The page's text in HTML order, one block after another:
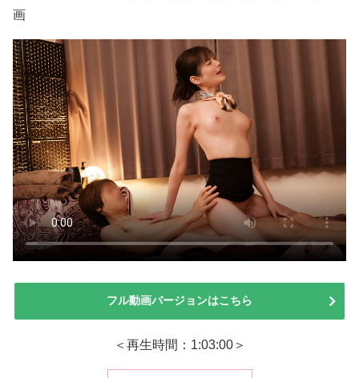
画
フル動画バージョンはこちら
＜再生時間：1:03:00＞